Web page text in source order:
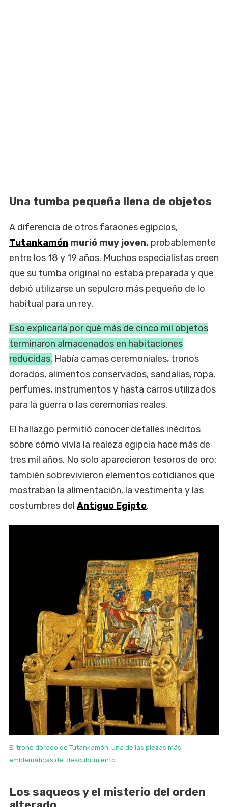
Una tumba pequeña llena de objetos
A diferencia de otros faraones egipcios,
Tutankamón murió muy joven, probablemente
entre los 18 y 19 años. Muchos especialistas creen
que su tumba original no estaba preparada y que
debió utilizarse un sepulcro más pequeño de lo
habitual para un rey.
Eso explicaría por qué más de cinco mil objetos
terminaron almacenados en habitaciones
reducidas. Había camas ceremoniales, tronos
dorados, alimentos conservados, sandalias, ropa,
perfumes, instrumentos y hasta carros utilizados
para la guerra o las ceremonias reales.
El hallazgo permitió conocer detalles inéditos
sobre cómo vivía la realeza egipcia hace más de
tres mil años. No solo aparecieron tesoros de oro:
también sobrevivieron elementos cotidianos que
mostraban la alimentación, la vestimenta y las
costumbres del Antiguo Egipto.
El trono dorado de Tutankamón, una de las piezas más
emblemáticas del descubrimiento.
Los saqueos y el misterio del orden